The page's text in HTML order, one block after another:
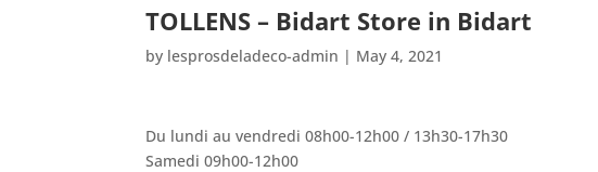
TOLLENS – Bidart Store in Bidart
by lesprosdeladeco-admin | May 4, 2021
Du lundi au vendredi 08h00-12h00 / 13h30-17h30
Samedi 09h00-12h00